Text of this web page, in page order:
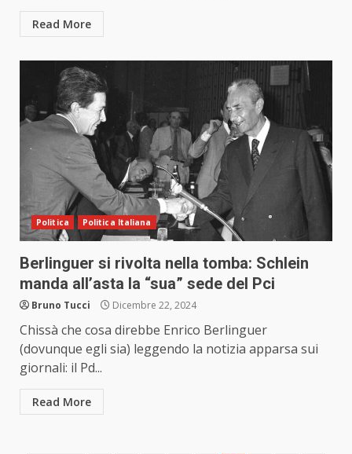
Read More
Politica Politica Italiana
Berlinguer si rivolta nella tomba: Schlein
manda all’asta la “sua” sede del Pci
Bruno Tucci Dicembre 22, 2024
Chissà che cosa direbbe Enrico Berlinguer
(dovunque egli sia) leggendo la notizia apparsa sui
giornali: il Pd...
Read More